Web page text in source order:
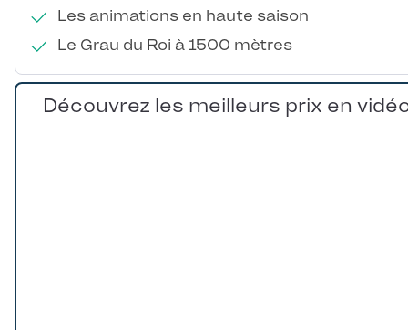
Les animations en haute saison
Le Grau du Roi à 1500 mètres
Découvrez les meilleurs prix en